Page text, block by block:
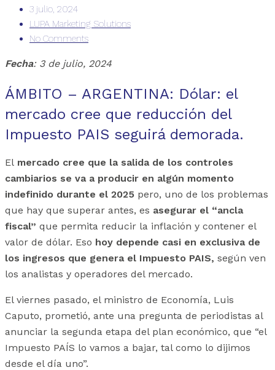
3 julio, 2024
LUPA Marketing Solutions
No Comments
Fecha: 3 de julio, 2024
ÁMBITO – ARGENTINA: Dólar: el
mercado cree que reducción del
Impuesto PAIS seguirá demorada.
El mercado cree que la salida de los controles
cambiarios se va a producir en algún momento
indefinido durante el 2025 pero, uno de los problemas
que hay que superar antes, es asegurar el “ancla
fiscal” que permita reducir la inflación y contener el
valor de dólar. Eso hoy depende casi en exclusiva de
los ingresos que genera el Impuesto PAIS, según ven
los analistas y operadores del mercado.
El viernes pasado, el ministro de Economía, Luis
Caputo, prometió, ante una pregunta de periodistas al
anunciar la segunda etapa del plan económico, que “el
Impuesto PAÍS lo vamos a bajar, tal como lo dijimos
desde el día uno”.